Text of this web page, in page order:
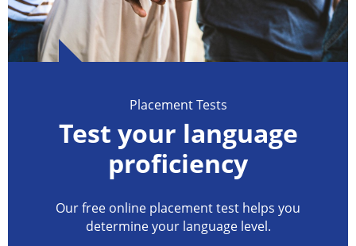
Placement Tests
Test your language
proficiency
Our free online placement test helps you
determine your language level.